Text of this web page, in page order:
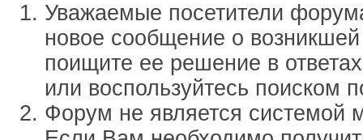
Уважаемые посетители
новое сообщение о
поищите ее решение в
или воспользуйтесь поиском
Форум не является системой